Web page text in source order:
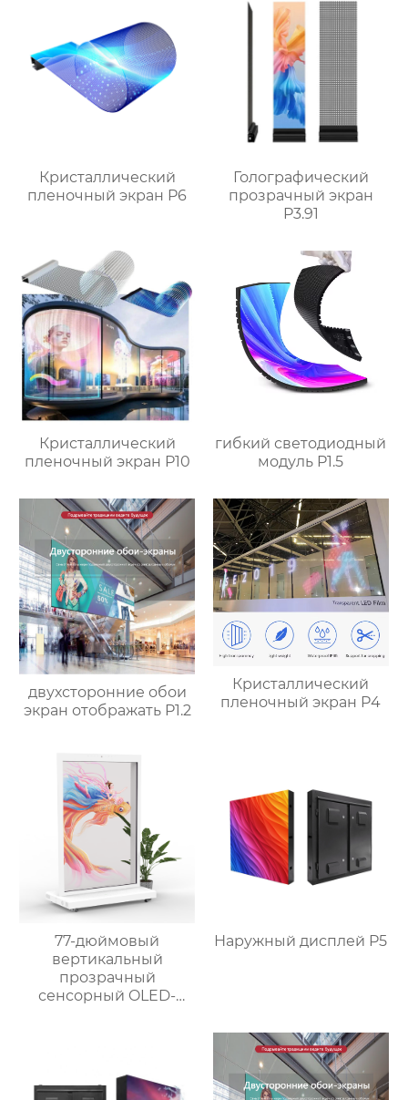
Кристаллический
пленочный экран P6
Голографический
прозрачный экран
P3.91
Кристаллический
пленочный экран P10
гибкий светодиодный
модуль P1.5
двухсторонние обои
экран отображать P1.2
Кристаллический
пленочный экран P4
77-дюймовый
вертикальный
прозрачный
сенсорный OLED-
Наружный дисплей P5